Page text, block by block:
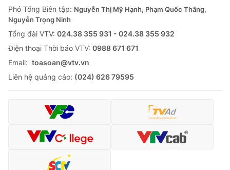
Phó Tổng Biên tập: Nguyễn Thị Mỹ Hạnh, Phạm Quốc Thắng,
Nguyễn Trọng Ninh
Tổng đài VTV: 024.38 355 931 - 024.38 355 932
Ðiện thoại Thời báo VTV: 0988 671 671
Email: toasoan@vtv.vn
Liên hệ quảng cáo: (024) 626 79595